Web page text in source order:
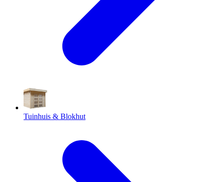
Tuinhuis & Blokhut